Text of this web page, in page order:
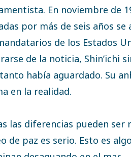
En noviembre de
por más de seis años
de los Estados
de la noticia, Shin’ichi
había aguardado. Su
en la realidad.
las diferencias pueden ser
de paz es serio. Esto es